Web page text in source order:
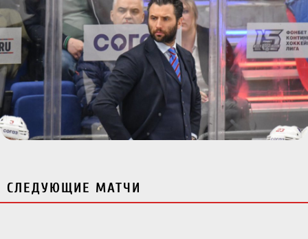
СЛЕДУЮЩИЕ МАТЧИ